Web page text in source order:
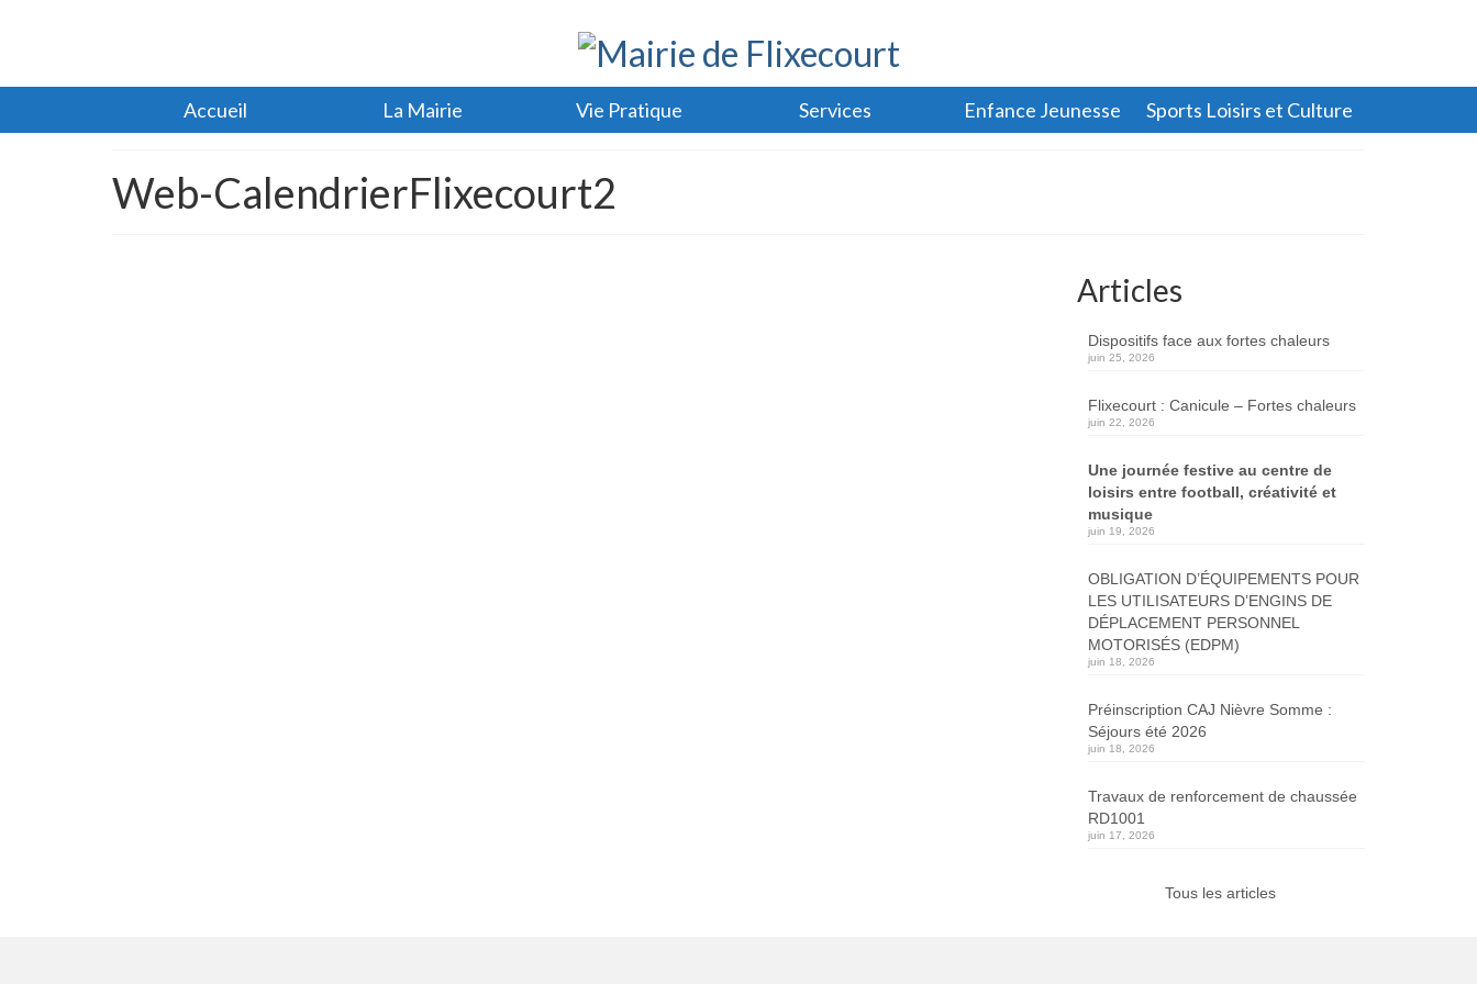
Accueil La Mairie Vie Pratique Services Enfance Jeunesse Sports Loisirs et Culture
Web-CalendrierFlixecourt2
Articles
Dispositifs face aux fortes chaleurs
juin 25, 2026
Flixecourt : Canicule – Fortes chaleurs
juin 22, 2026
Une journée festive au centre de
loisirs entre football, créativité et
musique
juin 19, 2026
OBLIGATION D’ÉQUIPEMENTS POUR
LES UTILISATEURS D’ENGINS DE
DÉPLACEMENT PERSONNEL
MOTORISÉS (EDPM)
juin 18, 2026
Préinscription CAJ Nièvre Somme :
Séjours été 2026
juin 18, 2026
Travaux de renforcement de chaussée
RD1001
juin 17, 2026
Tous les articles